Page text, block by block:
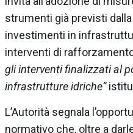
strumenti già previsti
investimenti in
interventi di
gli interventi finalizzati al
infrastrutture idriche”
L’Autorità segnala
normativo che, oltre a